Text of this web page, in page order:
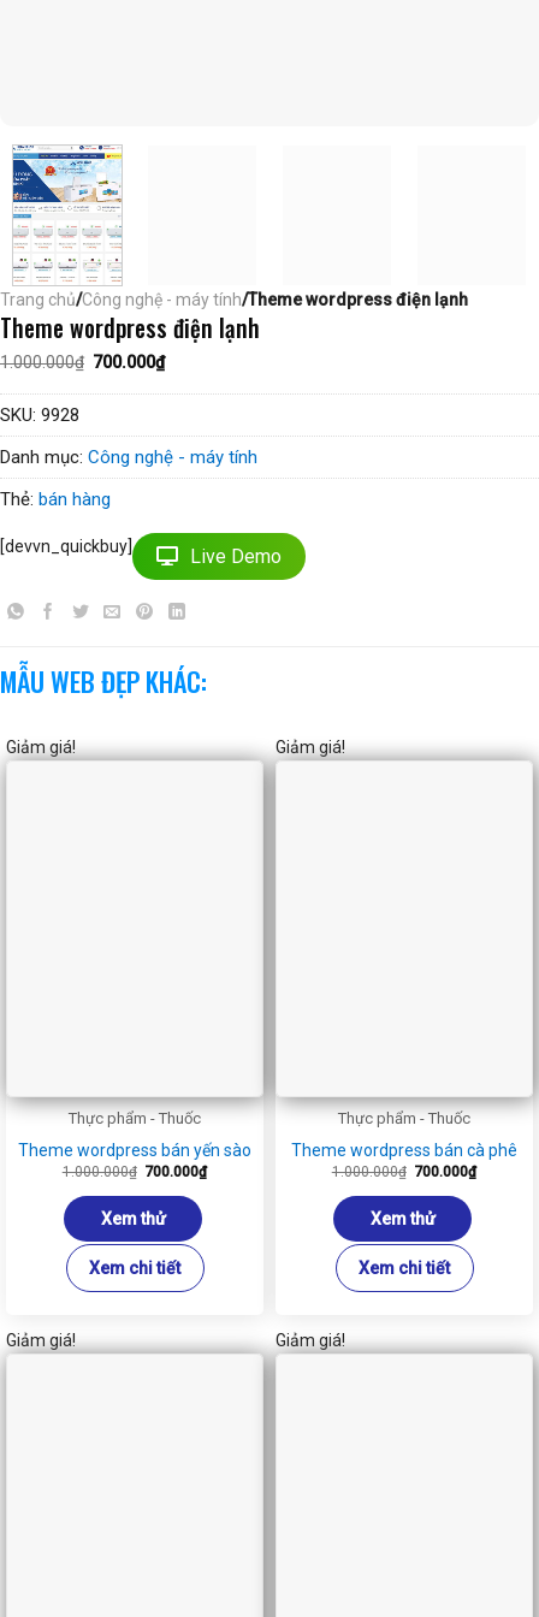
Trang chủ/Công nghệ - máy tính/Theme wordpress điện lạnh
Theme wordpress điện lạnh
1.000.000₫ Giá
là:
700.000₫Giá
hiện
tại
SKU: 9928
Danh mục: Công nghệ - máy tính
Thẻ: bán hàng
[devvn_quickbuy] Live Demo
MẪU WEB ĐẸP KHÁC:
Giảm giá!
Thực phẩm - Thuốc
Theme wordpress bán yến sào
1.000.000₫ Giá
là:
1.000.000₫.
700.000₫Giá
hiện
Xem thử
Xem chi tiết
Giảm giá!
Thực phẩm - Thuốc
Theme wordpress bán cà phê
1.000.000₫ Giá
là:
1.000.000₫.
700.000₫Giá
hiện
Xem thử
Xem chi tiết
Giảm giá! Giảm giá!